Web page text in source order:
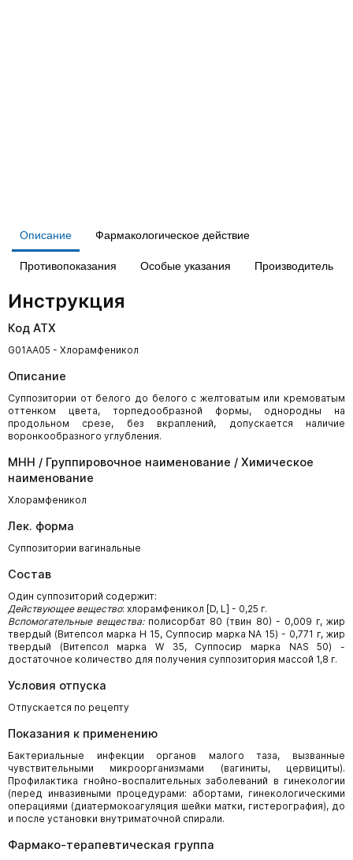
Описание Фармакологическое действие
Противопоказания Особые указания Производитель
Инструкция
Код АТХ
G01AA05 - Хлорамфеникол
Описание
Суппозитории от белого до белого с желтоватым или кремоватым
оттенком цвета, торпедообразной формы, однородны на
продольном срезе, без вкраплений, допускается наличие
воронкообразного углубления.
МНН / Группировочное наименование / Химическое
наименование
Хлорамфеникол
Лек. форма
Суппозитории вагинальные
Состав
Один суппозиторий содержит:
Действующее вещество: хлорамфеникол [D, L] - 0,25 г.
Вспомогательные вещества:полисорбат 80 (твин 80) - 0,009 г, жир
твердый (Витепсол марка H 15, Суппосир марка NA 15) - 0,771 г, жир
твердый (Витепсол марка W 35, Суппосир марка NAS 50) -
достаточное количество для получения суппозитория массой 1,8 г.
Условия отпуска
Отпускается по рецепту
Показания к применению
Бактериальные инфекции органов малого таза, вызванные
чувствительными микроорганизмами (вагиниты, цервициты).
Профилактика гнойно-воспалительных заболеваний в гинекологии
(перед инвазивными процедурами: абортами, гинекологическими
операциями (диатермокоагуляция шейки матки, гистерография), до
и после установки внутриматочной спирали.
Фармако-терапевтическая группа